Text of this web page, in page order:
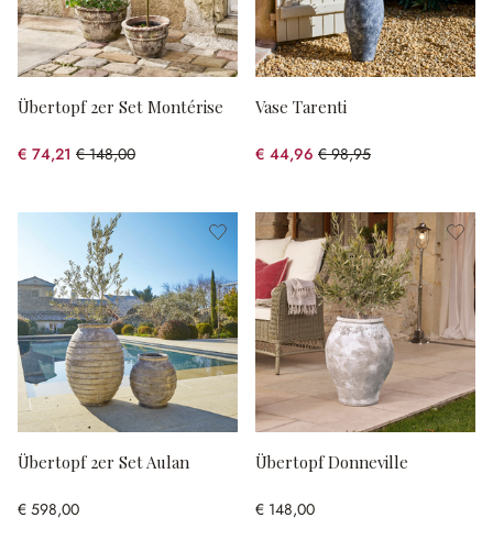
Übertopf 2er Set Montérise
€ 74,21 € 148,00
(49.86% gespart)
Vase Tarenti
€ 44,96 € 98,95
(54.56% gespart)
Übertopf 2er Set Aulan
€ 598,00
Übertopf Donneville
€ 148,00